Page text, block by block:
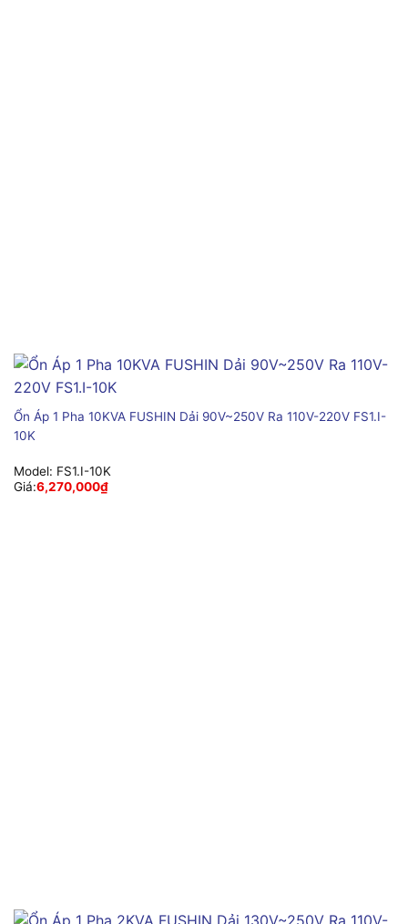
Ổn Áp 1 Pha 10KVA FUSHIN Dải 90V~250V Ra 110V-220V FS1.I-
10K
Model: FS1.I-10K
Giá:6,270,000₫